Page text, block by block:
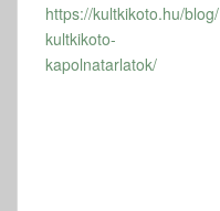
https://kultkikoto.hu/blog/
kultkikoto-
kapolnatarlatok/